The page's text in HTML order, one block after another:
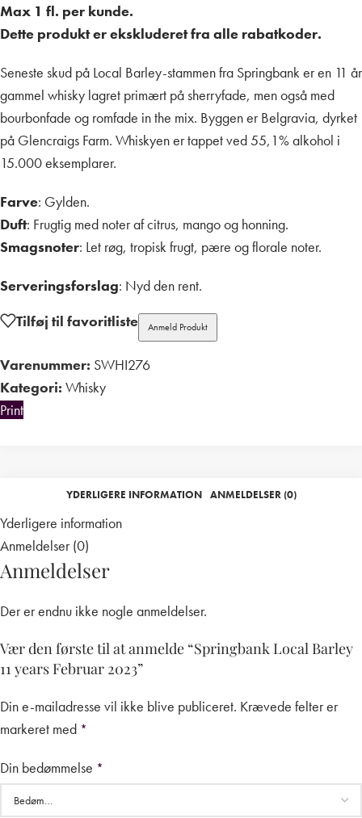
Max 1 fl. per kunde.
Dette produkt er ekskluderet fra alle rabatkoder.
Seneste skud på Local Barley-stammen fra Springbank er en 11 år
gammel whisky lagret primært på sherryfade, men også med
bourbonfade og romfade in the mix. Byggen er Belgravia, dyrket
på Glencraigs Farm. Whiskyen er tappet ved 55,1% alkohol i
15.000 eksemplarer.
Farve: Gylden.
Duft: Frugtig med noter af citrus, mango og honning.
Smagsnoter: Let røg, tropisk frugt, pære og florale noter.
Serveringsforslag: Nyd den rent.
Tilføj til favoritliste
Anmeld Produkt
Varenummer: SWHI276
Kategori: Whisky
Print
YDERLIGERE INFORMATION ANMELDELSER (0)
Yderligere information
Anmeldelser (0)
Anmeldelser
Der er endnu ikke nogle anmeldelser.
Vær den første til at anmelde “Springbank Local Barley
11 years Februar 2023”
Din e-mailadresse vil ikke blive publiceret. Krævede felter er
markeret med *
Din bedømmelse *